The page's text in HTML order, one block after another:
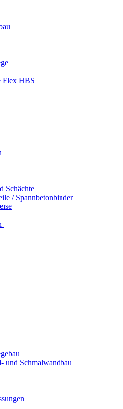
Flex HBS
Schächte
/ Spannbetonbinder
und Schmalwandbau